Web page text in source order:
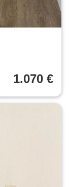
1.070 €